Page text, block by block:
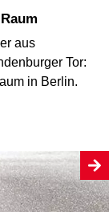
aus
Tor:
in Berlin.